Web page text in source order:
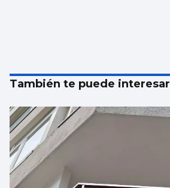
También te puede interesar